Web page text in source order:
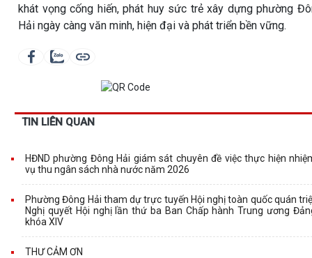
khát vọng cống hiến, phát huy sức trẻ xây dựng phường
Hải ngày càng văn minh, hiện đại và phát triển bền vững.
TIN LIÊN QUAN
HĐND phường Đông Hải giám sát chuyên đề việc thực hiện
vụ thu ngân sách nhà nước năm 2026
Phường Đông Hải tham dự trực tuyến Hội nghị toàn quốc quán
Nghị quyết Hội nghị lần thứ ba Ban Chấp hành Trung ương
khóa XIV
THƯ CẢM ƠN